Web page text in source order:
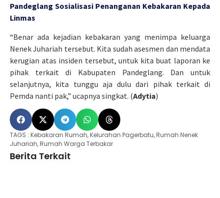
Pandeglang Sosialisasi Penanganan Kebakaran Kepada
Linmas
“Benar ada kejadian kebakaran yang menimpa keluarga
Nenek Juhariah tersebut. Kita sudah asesmen dan mendata
kerugian atas insiden tersebut, untuk kita buat laporan ke
pihak terkait di Kabupaten Pandeglang. Dan untuk
selanjutnya, kita tunggu aja dulu dari pihak terkait di
Pemda nanti pak,” ucapnya singkat. (Adytia)
TAGS : Kebakaran Rumah,Kelurahan Pagerbatu,Rumah Nenek
Juhariah,Rumah Warga Terbakar
Berita Terkait